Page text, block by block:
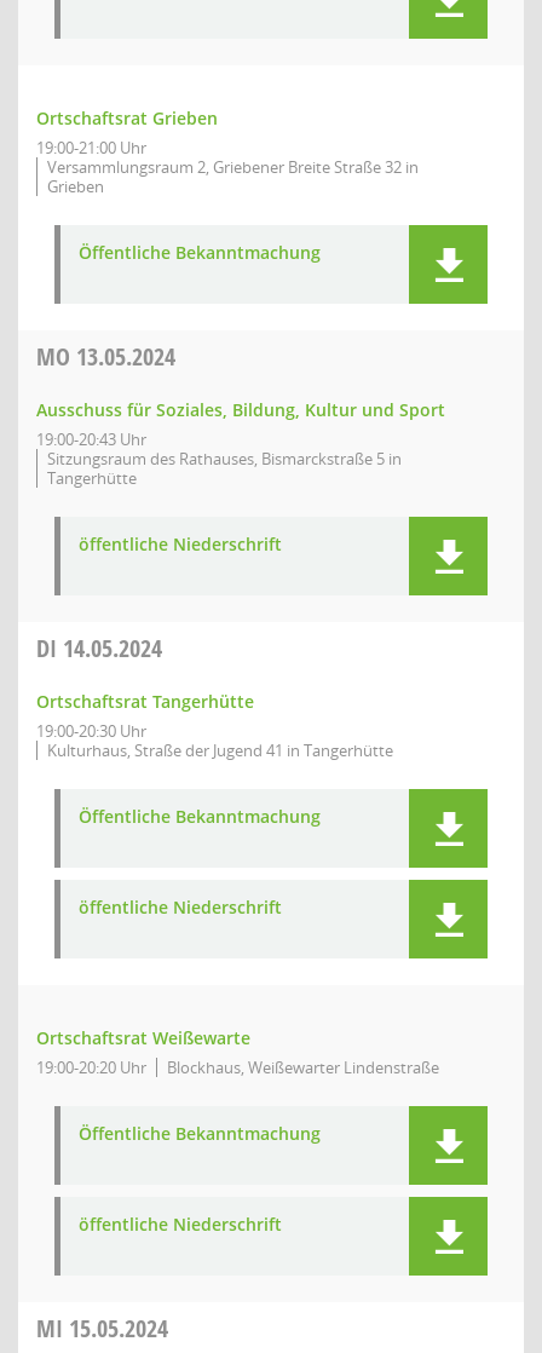
Ortschaftsrat Grieben
19:00-21:00 Uhr
Versammlungsraum 2, Griebener Breite Straße 32 in
Grieben
Öffentliche Bekanntmachung
MO 13.05.2024
Ausschuss für Soziales, Bildung, Kultur und Sport
19:00-20:43 Uhr
Sitzungsraum des Rathauses, Bismarckstraße 5 in
Tangerhütte
öffentliche Niederschrift
DI 14.05.2024
Ortschaftsrat Tangerhütte
19:00-20:30 Uhr
Kulturhaus, Straße der Jugend 41 in Tangerhütte
Öffentliche Bekanntmachung
öffentliche Niederschrift
Ortschaftsrat Weißewarte
19:00-20:20 Uhr Blockhaus, Weißewarter Lindenstraße
Öffentliche Bekanntmachung
öffentliche Niederschrift
MI 15.05.2024